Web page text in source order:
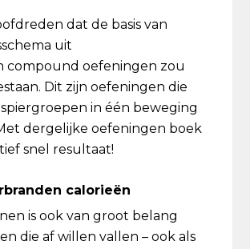
dat de basis van
uit
compound oefeningen zou
Dit zijn oefeningen die
in één beweging
dergelijke oefeningen boek
snel resultaat!
calorieën
is ook van groot belang
die af willen vallen – ook als